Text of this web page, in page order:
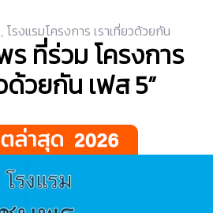
, โรงแรมโครงการ เราเที่ยวด้วยกัน
ร ที่ร่วม โครงการ
ด้วยกัน เฟส 5”